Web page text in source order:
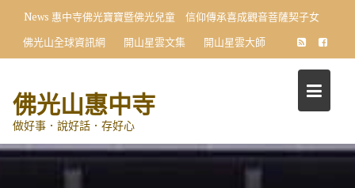
content
News 惠中寺佛光寶寶暨佛光兒童 信仰傳承喜成觀音菩薩契子女
佛光山全球資訊網
開山星雲文集 開山星雲大師
佛光山惠中寺
做好事．說好話．存好心